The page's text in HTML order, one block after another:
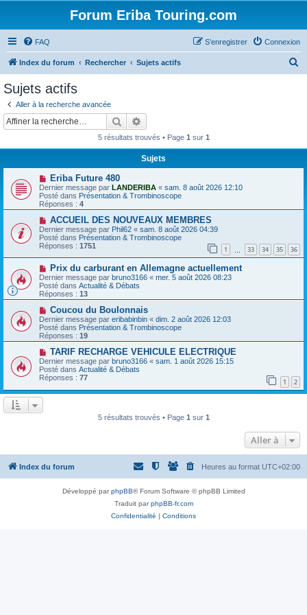
Forum Eriba Touring.com
FAQ Connexion
S’enregistrer
Index du forum Rechercher Sujets actifs
r
Sujets actifs
Aller à la recherche avancée
Rechercher
5 résultats trouvés • Page 1 sur 1
Sujets
N
o
u
v
e
u
m
e
s
s
a
g
e
Eriba Future 480
Dernier message par LANDERIBA « sam. 8 août 2026 12:10
Posté dans Présentation & Trombinoscope
Réponses : 4
N
o
u
v
e
a
m
e
s
s
a
g
e
ACCUEIL DES NOUVEAUX MEMBRES
Dernier message par Phil62 « sam. 8 août 2026 04:39
Posté dans Présentation & Trombinoscope
Réponses : 1751 1 33 34 35 36
N
o
u
v
e
a
m
e
s
s
g
e
Prix ​​du carburant en Allemagne actuellement
Dernier message par bruno3166 « mer. 5 août 2026 08:23
Posté dans Actualité & Débats
Réponses : 13
N
o
u
v
e
a
m
e
s
s
Coucou du Boulonnais
Dernier message par eribabinbin « dim. 2 août 2026 12:03
Posté dans Présentation & Trombinoscope
Réponses : 19
N
o
u
v
e
a
e
TARIF RECHARGE VEHICULE ELECTRIQUE
Dernier message par bruno3166 « sam. 1 août 2026 15:15
Posté dans Actualité & Débats
Réponses : 77 1 2
5 résultats trouvés • Page 1 sur 1
Aller à
Index du forum Heures au format UTC+02:00
Développé parphpBB® Forum Software © phpBB Limited
Traduit parphpBB-fr.com
Confidentialité | Conditions